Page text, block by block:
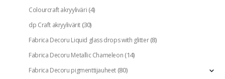
Colourcraft akryyliväri(4)
dp Craft akryylivärit(30)
Fabrica Decoru Liquid glass drops with glitter(8)
Fabrica Decoru Metallic Chameleon(14)
Fabrica Decoru pigmenttijauheet(80)